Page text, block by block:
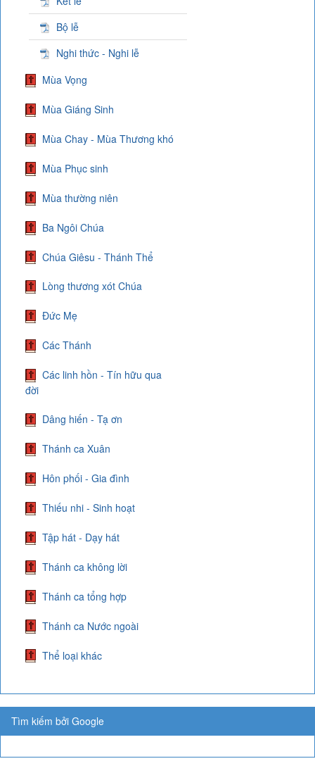
Bộ lễ
Nghi thức - Nghi lễ
Mùa Vọng
Mùa Giáng Sinh
Mùa Chay - Mùa Thương khó
Mùa Phục sinh
Mùa thường niên
Ba Ngôi Chúa
Chúa Giêsu - Thánh Thể
Lòng thương xót Chúa
Đức Mẹ
Các Thánh
Các linh hồn - Tín hữu qua
đời
Dâng hiến - Tạ ơn
Thánh ca Xuân
Hôn phối - Gia đình
Thiếu nhi - Sinh hoạt
Tập hát - Dạy hát
Thánh ca không lời
Thánh ca tổng hợp
Thánh ca Nước ngoài
Thể loại khác
Tìm kiếm bởi Google